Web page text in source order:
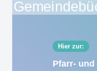
Hier zur:
Pfarr- und